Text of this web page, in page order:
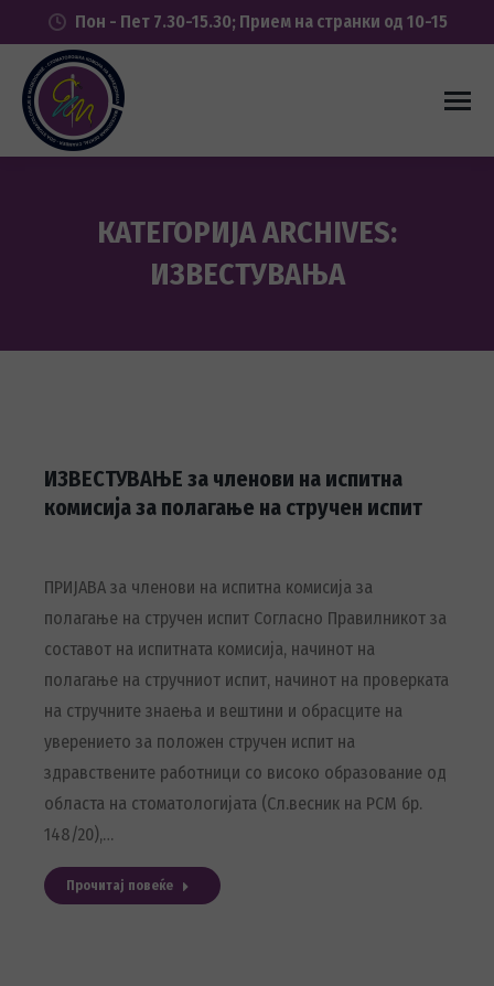
Пон - Пет 7.30-15.30; Прием на странки од 10-15
КАТЕГОРИЈА ARCHIVES:
ИЗВЕСТУВАЊА
ИЗВЕСТУВАЊЕ за членови на испитна
комисија за полагање на стручен испит
ПРИЈАВА за членови на испитна комисија за
полагање на стручен испит Согласно Правилникот за
составот на испитната комисија, начинот на
полагање на стручниот испит, начинот на проверката
на стручните знаења и вештини и обрасците на
уверението за положен стручен испит на
здравствените работници со високо образование од
областа на стоматологијата (Сл.весник на РСМ бр.
148/20),…
Прочитај повеќе